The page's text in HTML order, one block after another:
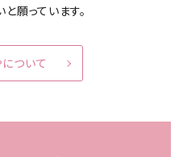
願っています。
ついて